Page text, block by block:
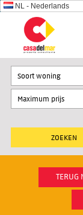
NL - Nederlands
Soort woning
TERUG